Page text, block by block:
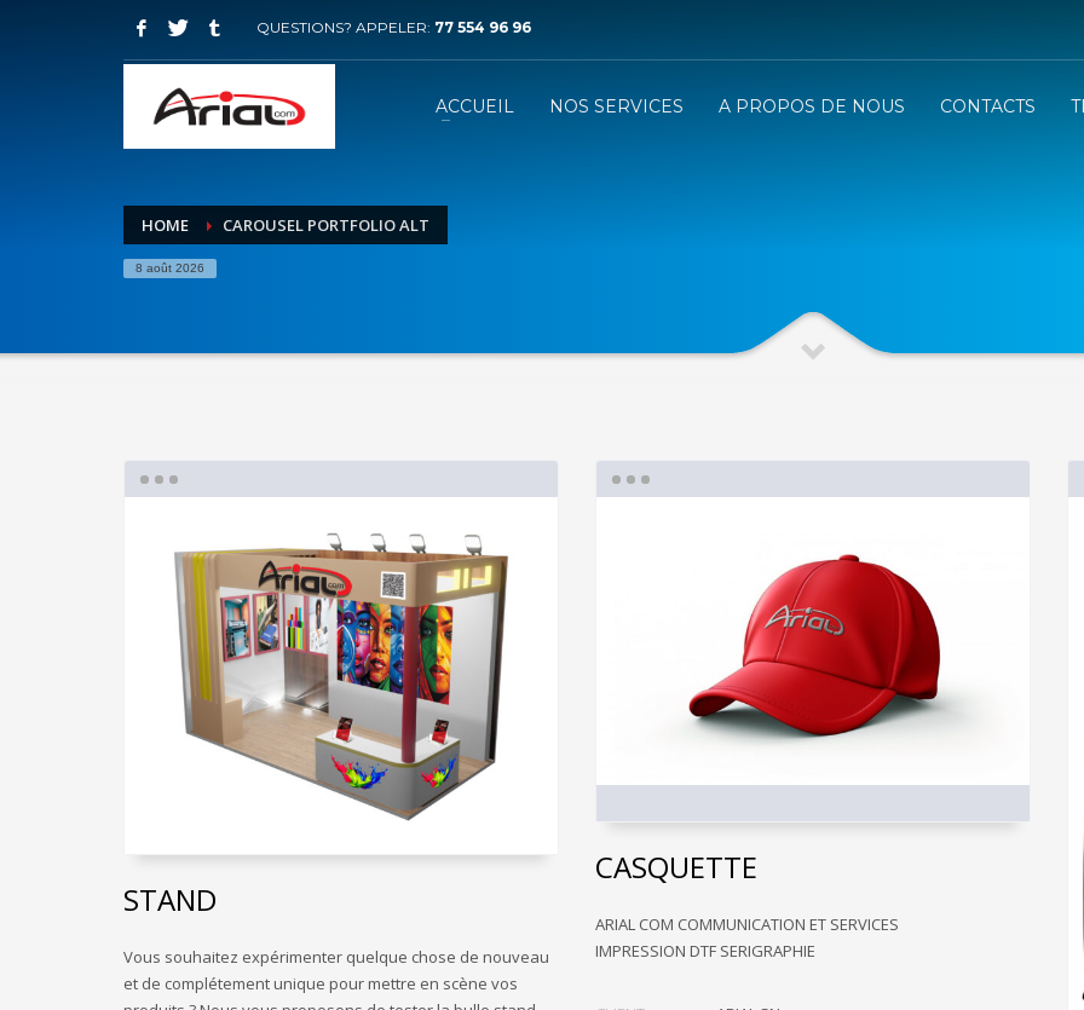
QUESTIONS? APPELER: 77 554 96 96
ACCUEIL NOS SERVICES A PROPOS DE NOUS CONTACTS
HOME CAROUSEL PORTFOLIO ALT
8 août 2026
STAND
Vous souhaitez expérimenter quelque chose de nouveau
et de complétement unique pour mettre en scène vos
CASQUETTE
ARIAL COM COMMUNICATION ET SERVICES
IMPRESSION DTF SERIGRAPHIE